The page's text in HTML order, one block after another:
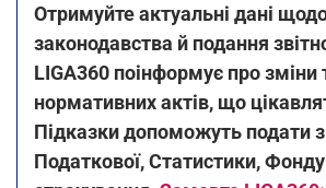
Отримуйте актуальні дані
законодавства й подання
LIGA360 поінформує про зміни
нормативних актів, що
Підказки допоможуть подати
Податкової, Статистики,